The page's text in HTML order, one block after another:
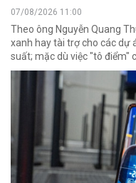
07/08/2026 11:00
Theo ông Nguyễn Quang
xanh hay tài trợ cho các dự
suất; mặc dù việc "tô điểm"